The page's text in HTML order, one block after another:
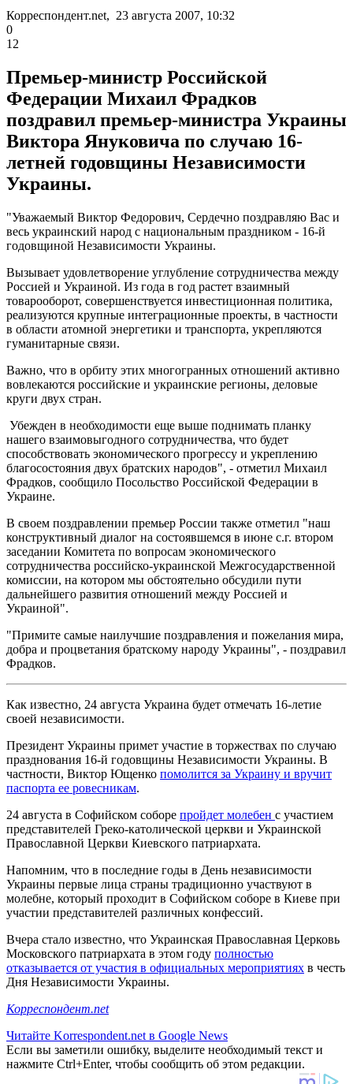
Корреспондент.net, 23 августа 2007, 10:32
0
12
Премьер-министр Российской
Федерации Михаил Фрадков
поздравил премьер-министра Украины
Виктора Януковича по случаю 16-
летней годовщины Независимости
Украины.
"Уважаемый Виктор Федорович, Сердечно поздравляю Вас и
весь украинский народ с национальным праздником - 16-й
годовщиной Независимости Украины.
Вызывает удовлетворение углубление сотрудничества между
Россией и Украиной. Из года в год растет взаимный
товарооборот, совершенствуется инвестиционная политика,
реализуются крупные интеграционные проекты, в частности
в области атомной энергетики и транспорта, укрепляются
гуманитарные связи.
Важно, что в орбиту этих многогранных отношений активно
вовлекаются российские и украинские регионы, деловые
круги двух стран.
Убежден в необходимости еще выше поднимать планку
нашего взаимовыгодного сотрудничества, что будет
способствовать экономического прогрессу и укреплению
благосостояния двух братских народов", - отметил Михаил
Фрадков, сообщило Посольство Российской Федерации в
Украине.
В своем поздравлении премьер России также отметил "наш
конструктивный диалог на состоявшемся в июне с.г. втором
заседании Комитета по вопросам экономического
сотрудничества российско-украинской Межгосударственной
комиссии, на котором мы обстоятельно обсудили пути
дальнейшего развития отношений между Россией и
Украиной".
"Примите самые наилучшие поздравления и пожелания мира,
добра и процветания братскому народу Украины", - поздравил
Фрадков.
Как известно, 24 августа Украина будет отмечать 16-летие
своей независимости.
Президент Украины примет участие в торжествах по случаю
празднования 16-й годовщины Независимости Украины. В
частности, Виктор Ющенко помолится за Украину и вручит
паспорта ее ровесникам.
24 августа в Софийском соборе пройдет молебен с участием
представителей Греко-католической церкви и Украинской
Православной Церкви Киевского патриархата.
Напомним, что в последние годы в День независимости
Украины первые лица страны традиционно участвуют в
молебне, который проходит в Софийском соборе в Киеве при
участии представителей различных конфессий.
Вчера стало известно, что Украинская Православная Церковь
Московского патриархата в этом году полностью
отказывается от участия в официальных мероприятиях в честь
Дня Независимости Украины.
Корреспондент.net
Читайте Korrespondent.net в Google News
Если вы заметили ошибку, выделите необходимый текст и
нажмите Ctrl+Enter, чтобы сообщить об этом редакции.